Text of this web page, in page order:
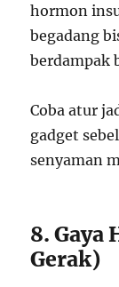
hormon
begadang
berdampak
Coba atur
gadget
senyaman
8. Gaya
Gerak)